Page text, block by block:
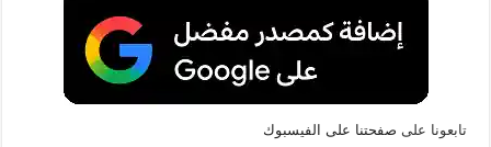
تابعونا على صفحتنا على الفيسبوك